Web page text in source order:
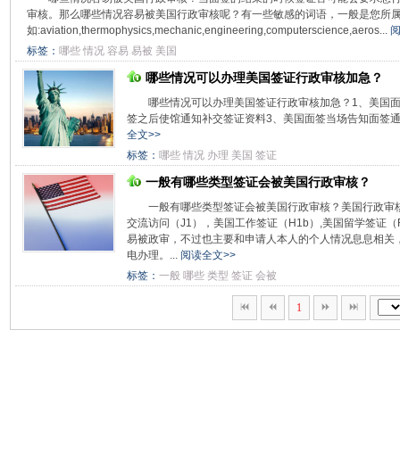
审核。那么哪些情况容易被美国行政审核呢？有一些敏感的词语，一般是您所
如:aviation,thermophysics,mechanic,engineering,computerscience,aeros...
标签： 哪些 情况 容易 易被 美国
哪些情况可以办理美国签证行政审核加急？
哪些情况可以办理美国签证行政审核加急？1、美国
签之后使馆通知补交签证资料3、美国面签当场告知面签
全文>>
标签： 哪些 情况 办理 美国 签证
一般有哪些类型签证会被美国行政审核？
一般有哪些类型签证会被美国行政审核？美国行政
交流访问（J1），美国工作签证（H1b）,美国留学签证
易被政审，不过也主要和申请人本人的个人情况息息相
电办理。... 阅读全文>>
标签： 一般 哪些 类型 签证 会被
1